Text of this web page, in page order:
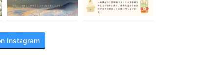
Instagram